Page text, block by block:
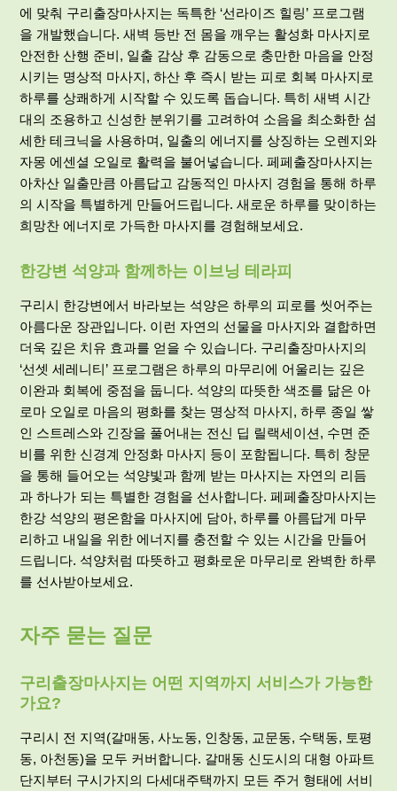
에 맞춰 구리출장마사지는 독특한 ‘선라이즈 힐링’ 프로그램
을 개발했습니다. 새벽 등반 전 몸을 깨우는 활성화 마사지로
안전한 산행 준비, 일출 감상 후 감동으로 충만한 마음을 안정
시키는 명상적 마사지, 하산 후 즉시 받는 피로 회복 마사지로
하루를 상쾌하게 시작할 수 있도록 돕습니다. 특히 새벽 시간
대의 조용하고 신성한 분위기를 고려하여 소음을 최소화한 섬
세한 테크닉을 사용하며, 일출의 에너지를 상징하는 오렌지와
자몽 에센셜 오일로 활력을 불어넣습니다. 페페출장마사지는
아차산 일출만큼 아름답고 감동적인 마사지 경험을 통해 하루
의 시작을 특별하게 만들어드립니다. 새로운 하루를 맞이하는
희망찬 에너지로 가득한 마사지를 경험해보세요.
한강변 석양과 함께하는 이브닝 테라피
구리시 한강변에서 바라보는 석양은 하루의 피로를 씻어주는
아름다운 장관입니다. 이런 자연의 선물을 마사지와 결합하면
더욱 깊은 치유 효과를 얻을 수 있습니다. 구리출장마사지의
‘선셋 세레니티’ 프로그램은 하루의 마무리에 어울리는 깊은
이완과 회복에 중점을 둡니다. 석양의 따뜻한 색조를 닮은 아
로마 오일로 마음의 평화를 찾는 명상적 마사지, 하루 종일 쌓
인 스트레스와 긴장을 풀어내는 전신 딥 릴랙세이션, 수면 준
비를 위한 신경계 안정화 마사지 등이 포함됩니다. 특히 창문
을 통해 들어오는 석양빛과 함께 받는 마사지는 자연의 리듬
과 하나가 되는 특별한 경험을 선사합니다. 페페출장마사지는
한강 석양의 평온함을 마사지에 담아, 하루를 아름답게 마무
리하고 내일을 위한 에너지를 충전할 수 있는 시간을 만들어
드립니다. 석양처럼 따뜻하고 평화로운 마무리로 완벽한 하루
를 선사받아보세요.
자주 묻는 질문
구리출장마사지는 어떤 지역까지 서비스가 가능한
가요?
구리시 전 지역(갈매동, 사노동, 인창동, 교문동, 수택동, 토평
동, 아천동)을 모두 커버합니다. 갈매동 신도시의 대형 아파트
단지부터 구시가지의 다세대주택까지 모든 주거 형태에 서비